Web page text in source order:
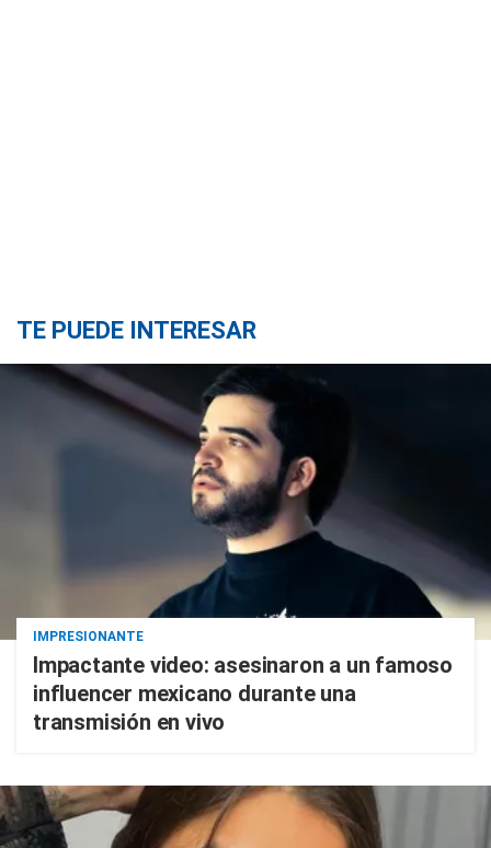
TE PUEDE INTERESAR
IMPRESIONANTE
Impactante video: asesinaron a un famoso
influencer mexicano durante una
transmisión en vivo